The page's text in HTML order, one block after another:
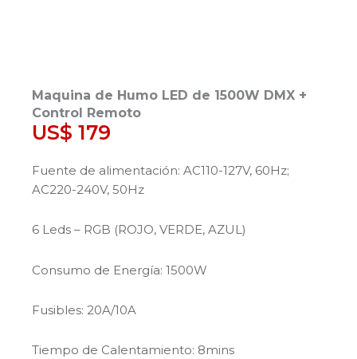
Maquina de Humo LED de 1500W DMX +
Control Remoto
US$ 179
Fuente de alimentación: AC110-127V, 60Hz;
AC220-240V, 50Hz
6 Leds – RGB (ROJO, VERDE, AZUL)
Consumo de Energía: 1500W
Fusibles: 20A/10A
Tiempo de Calentamiento: 8mins